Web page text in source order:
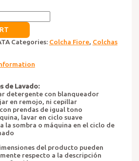
Categories: Colcha Fiore, Colchas
de Lavado:
detergente con blanqueador
en remojo, ni cepillar
prendas de igual tono
lavar en ciclo suave
la sombra o máquina en el ciclo de
del producto pueden
respecto a la descripción